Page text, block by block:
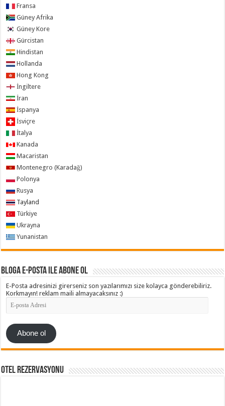
Fransa
Güney Afrika
Güney Kore
Gürcistan
Hindistan
Hollanda
Hong Kong
İngiltere
İran
İspanya
İsviçre
İtalya
Kanada
Macaristan
Montenegro (Karadağ)
Polonya
Rusya
Tayland
Türkiye
Ukrayna
Yunanistan
Bloga e-posta ile abone ol
E-Posta adresinizi girerseniz son yazılarımızı size kolayca gönderebiliriz.
Korkmayın! reklam maili almayacaksınız :)
E-
posta
Adresi
Abone ol
Otel Rezervasyonu